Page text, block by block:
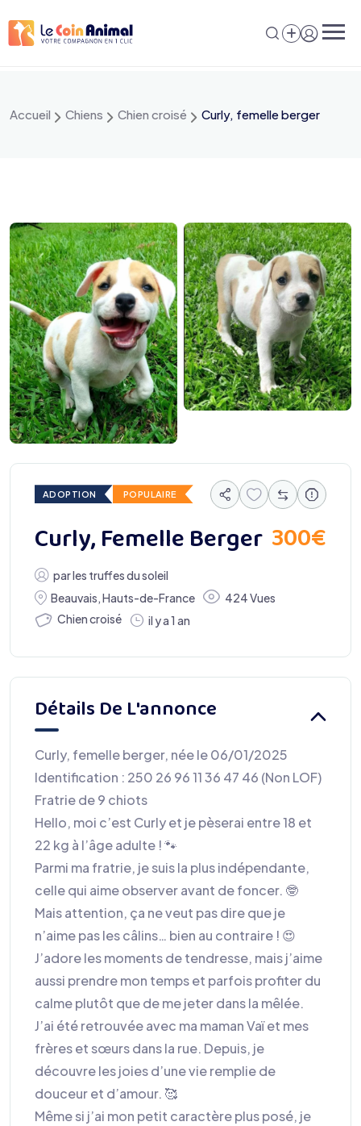
au
Accueil Chiens Chien croisé Curly, femelle berger
ADOPTION POPULAIRE
Curly, Femelle Berger 300€
parles truffes du soleil
Beauvais,Hauts-de-France
424 Vues
Chien croisé
il y a 1 an
Détails De L'annonce
Curly, femelle berger, née le 06/01/2025
Identification : 250 26 96 11 36 47 46 (Non LOF)
Fratrie de 9 chiots
Hello, moi c’est Curly et je pèserai entre 18 et
22 kg à l’âge adulte ! 🐾
Parmi ma fratrie, je suis la plus indépendante,
celle qui aime observer avant de foncer. 🤓
Mais attention, ça ne veut pas dire que je
n’aime pas les câlins… bien au contraire ! 😍
J’adore les moments de tendresse, mais j’aime
aussi prendre mon temps et parfois profiter du
calme plutôt que de me jeter dans la mêlée.
J’ai été retrouvée avec ma maman Vaï et mes
frères et sœurs dans la rue. Depuis, je
découvre les joies d’une vie remplie de
douceur et d’amour. 🥰
Même si j’ai mon petit caractère plus posé, je